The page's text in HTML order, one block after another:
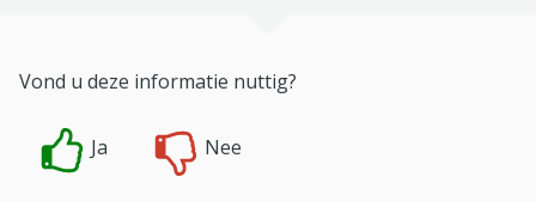
Vond u deze informatie nuttig?
Ja Nee